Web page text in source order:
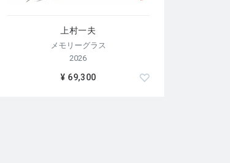
上村一夫
メモリーグラス
2026
¥ 69,300